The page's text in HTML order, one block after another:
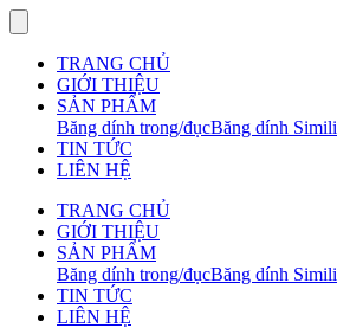
TRANG CHỦ
GIỚI THIỆU
SẢN PHẨM
Băng dính trong/đụcBăng dính Simili
TIN TỨC
LIÊN HỆ
TRANG CHỦ
GIỚI THIỆU
SẢN PHẨM
Băng dính trong/đụcBăng dính Simili
TIN TỨC
LIÊN HỆ